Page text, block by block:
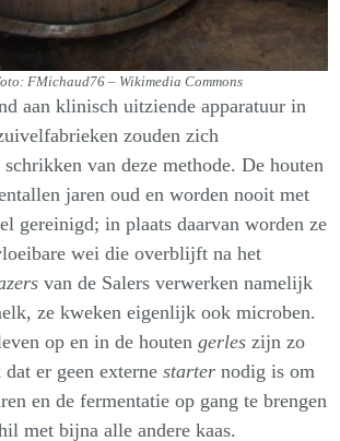
FMichaud76 – Wikimedia Commons
aan klinisch uitziende apparatuur in
zouden zich
van deze methode. De houten
jaren oud en worden nooit met
gereinigd; in plaats daarvan worden ze
wei die overblijft na het
van de Salers verwerken namelijk
ze kweken eigenlijk ook microben.
op en in de houten gerles zijn zo
er geen externe starter nodig is om
en de fermentatie op gang te brengen
met bijna alle andere kaas.